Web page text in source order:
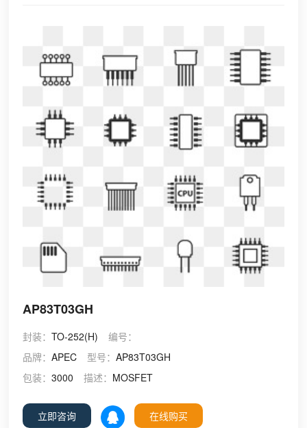
AP83T03GH
封装：TO-252(H)
编号：
品牌：APEC 型号：AP83T03GH
包装：3000 描述： MOSFET
立即咨询 在线购买